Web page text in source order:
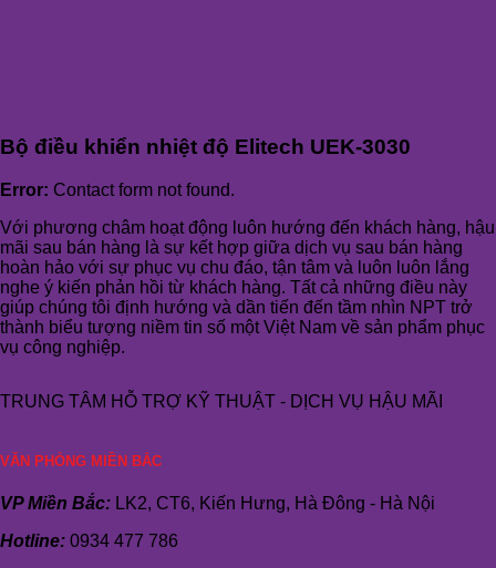
Bộ điều khiển nhiệt độ Elitech UEK-3030
Error: Contact form not found.
Với phương châm hoạt động luôn hướng đến khách hàng, hậu
mãi sau bán hàng là sự kết hợp giữa dịch vụ sau bán hàng
hoàn hảo với sự phục vụ chu đáo, tận tâm và luôn luôn lắng
nghe ý kiến phản hồi từ khách hàng. Tất cả những điều này
giúp chúng tôi định hướng và dần tiến đến tầm nhìn NPT trở
thành biểu tượng niềm tin số một Việt Nam về sản phẩm phục
vụ công nghiệp.
TRUNG TÂM HỖ TRỢ KỸ THUẬT - DỊCH VỤ HẬU MÃI
VĂN PHÒNG MIỀN BẮC
VP Miền Bắc: LK2, CT6, Kiến Hưng, Hà Đông - Hà Nội
Hotline: 0934 477 786